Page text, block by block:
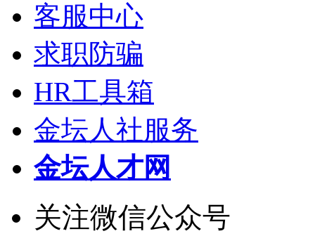
客服中心
求职防骗
HR工具箱
金坛人社服务
金坛人才网
关注微信公众号